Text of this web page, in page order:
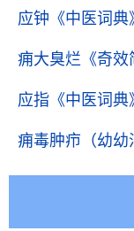
应钟 《中医词典
痈大臭烂 《奇
应指 《中医词典
痈毒肿疖（幼幼